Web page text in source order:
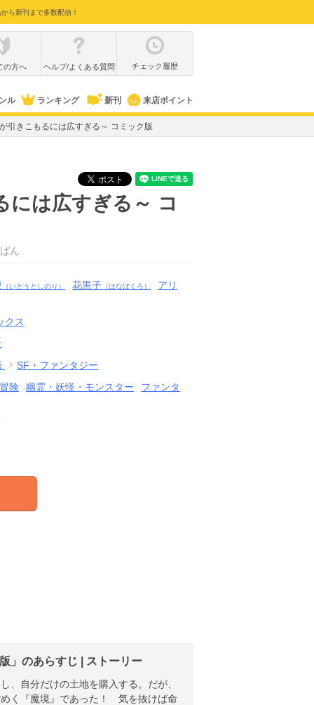
ら新刊まで多数配信！
の方へ ヘルプ/よくある質問 チェック履歴
ル ランキング 新刊 来店ポイント
引きこもるには広すぎる～ コミック版
には広すぎる～ コ
ん
（いとうとしのり） 花黒子 （はなぼくろ） アリ
クス
SF・ファンタジー
冒険
幽霊・妖怪・モンスター ファンタ
」のあらすじ | ストーリー
、自分だけの土地を購入する。だが、
く『魔境』であった！ 気を抜けば命